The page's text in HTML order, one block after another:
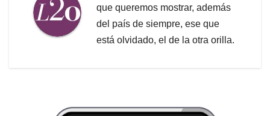
que queremos mostrar, además
del país de siempre, ese que
está olvidado, el de la otra orilla.